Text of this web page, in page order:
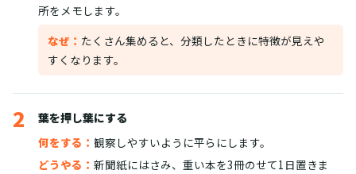
所をメモします。
なぜ： たくさん集めると、分類したときに特徴が見えや
すくなります。
2
葉を押し葉にする
何をする： 観察しやすいように平らにします。
どうやる： 新聞紙にはさみ、重い本を3冊のせて1日置きま